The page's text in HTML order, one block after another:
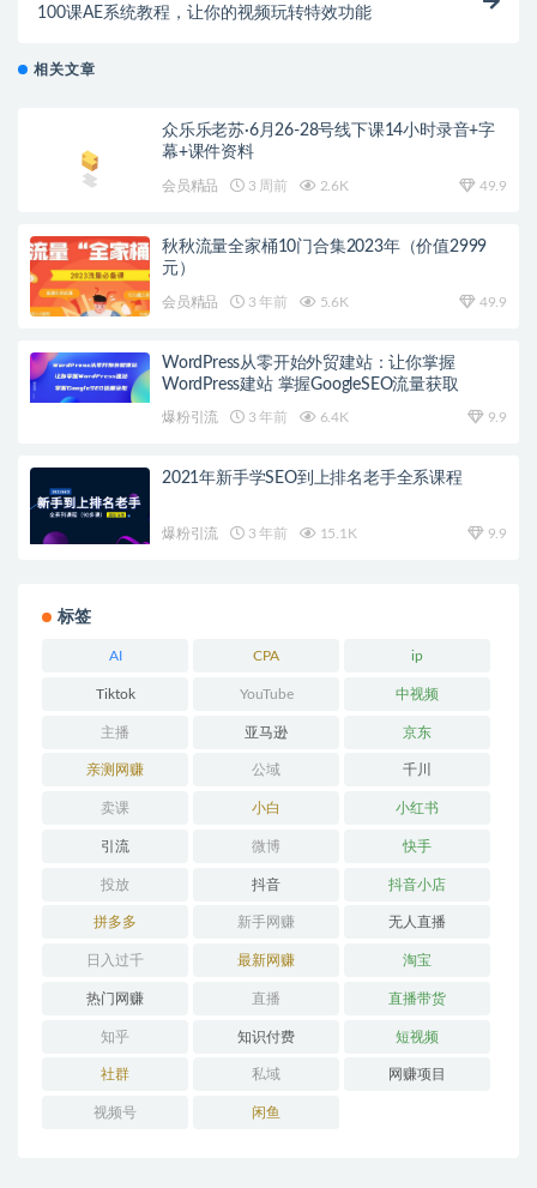
100课AE系统教程，让你的视频玩转特效功能
相关文章
众乐乐老苏·6月26-28号线下课14小时录音+字
幕+课件资料
会员精品 3 周前 2.6K 49.9
秋秋流量全家桶10门合集2023年（价值2999
元）
会员精品 3 年前 5.6K 49.9
WordPress从零开始外贸建站：让你掌握
WordPress建站 掌握GoogleSEO流量获取
爆粉引流 3 年前 6.4K 9.9
2021年新手学SEO到上排名老手全系课程
爆粉引流 3 年前 15.1K 9.9
标签
AI CPA ip
Tiktok YouTube 中视频
主播 亚马逊 京东
亲测网赚 公域 千川
卖课 小白 小红书
引流 微博 快手
投放 抖音 抖音小店
拼多多 新手网赚 无人直播
日入过千 最新网赚 淘宝
热门网赚 直播 直播带货
知乎 知识付费 短视频
社群 私域 网赚项目
视频号 闲鱼